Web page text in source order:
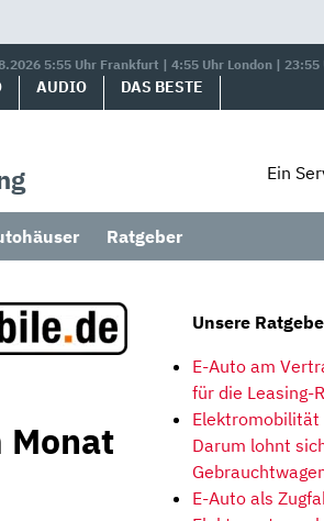
5:55 Uhr Frankfurt | 4:55 Uhr London | 23:55
AUDIO DAS BESTE
Ein
Ratgeber
Monat
Unsere
E-Auto am
für die Leasing-
Darum lohnt
E-Auto als